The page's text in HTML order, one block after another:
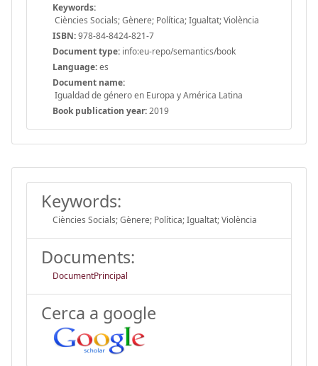
Keywords:
Ciències Socials; Gènere; Política; Igualtat; Violència
ISBN:978-84-8424-821-7
Document type: info:eu-repo/semantics/book
Language:es
Document name:
Igualdad de género en Europa y América Latina
Book publication year:2019
Keywords:
Ciències Socials; Gènere; Política; Igualtat; Violència
Documents:
DocumentPrincipal
Cerca a google